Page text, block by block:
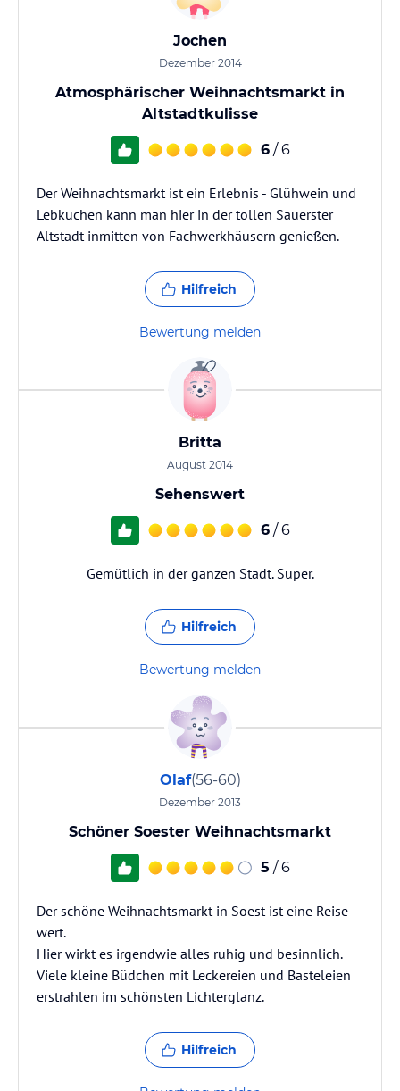
Jochen
Dezember 2014
Atmosphärischer Weihnachtsmarkt in
Altstadtkulisse
6 / 6
Der Weihnachtsmarkt ist ein Erlebnis - Glühwein und
Lebkuchen kann man hier in der tollen Sauerster
Altstadt inmitten von Fachwerkhäusern genießen.
Hilfreich
Bewertung melden
Britta
August 2014
Sehenswert
6 / 6
Gemütlich in der ganzen Stadt. Super.
Hilfreich
Bewertung melden
Olaf(56-60)
Dezember 2013
Schöner Soester Weihnachtsmarkt
5 / 6
Der schöne Weihnachtsmarkt in Soest ist eine Reise
wert.
Hier wirkt es irgendwie alles ruhig und besinnlich.
Viele kleine Büdchen mit Leckereien und Basteleien
erstrahlen im schönsten Lichterglanz.
Hilfreich